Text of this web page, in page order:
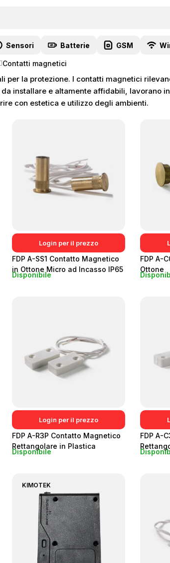
Sensori Batterie GSM
Contatti magnetici
per la protezione. I contatti magnetici
installare e altamente affidabili, lavorano
con estetica e utilizzo degli ambienti.
Login per il prezzo
FDP A-SS1 Contatto Magnetico
in Ottone Micro ad Incasso IP65
Disponibile
FDP A-
Ottone
Login per il prezzo
FDP A-R3P Contatto Magnetico
Rettangolare in Plastica
Disponibile
FDP A-
KIMOTEK